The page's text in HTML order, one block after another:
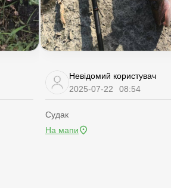
Невідомий користувач
2025-07-22
08:54
Судак
На мапи